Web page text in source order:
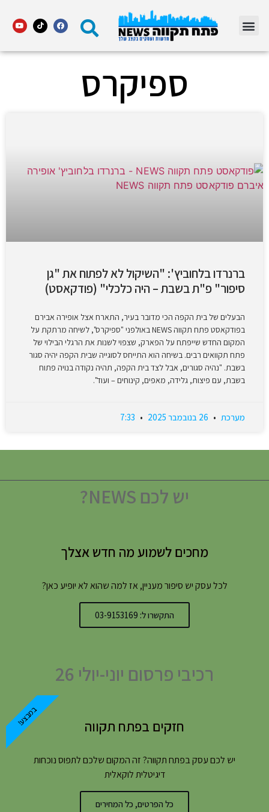
ספיקרס
ברנרדו בלחוביץ': "השיקול לא לפתוח את "גן
סיפור" פ"ת בשבת – היה כלכלי" (פודקאסט)
הבעלים של בית הקפה הכי מדובר בעיר, התארח אצל אופירה אבירם
בפודקאסט פתח תקווה NEWS באולפני "ספיקרס", לשיחה מרתקת על
המקום החדש שייפתח על הפארק, שצפוי לשנות את הרגלי הבילוי של
פתח תקוואים רבים. בשיחה הוא התייחס לסוגייה שבית הקפה יהיה סגור
בשבת. "נהיה סגורים, אבל לצד בית הקפה, תהיה נקודה בנויה פתוח
בשבת, עם פיצות, גלידה, מאפים, קינוחים – ועוד".
מערכת
יש לכם NEWS?
מחכים לשמוע מה חדש אצלך
לכל עסק יש סיפור מעניין, אז למה שהוא לא יופיע כאן?
התקשרו ל: 03-9153169
רכיבי פרסום יוני-יולי 26
חזקים בפתח תקווה
יש לכם עסק בפתח תקווה? זה המקום שלכם לתפוס נוכחות
דיגיטלית לוקאלית
כל הפרטים, כל המחירים
במבצע!